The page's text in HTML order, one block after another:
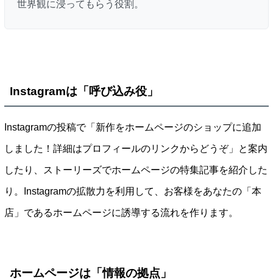
世界観に浸ってもらう役割。
Instagramは「呼び込み役」
Instagramの投稿で「新作をホームページのショップに追加
しました！詳細はプロフィールのリンクからどうぞ」と案内
したり、ストーリーズでホームページの特集記事を紹介した
り。Instagramの拡散力を利用して、お客様をあなたの「本
店」であるホームページに誘導する流れを作ります。
ホームページは「情報の拠点」